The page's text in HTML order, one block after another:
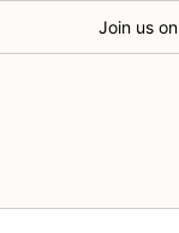
Join us on